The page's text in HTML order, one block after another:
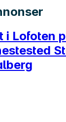
i Lofoten